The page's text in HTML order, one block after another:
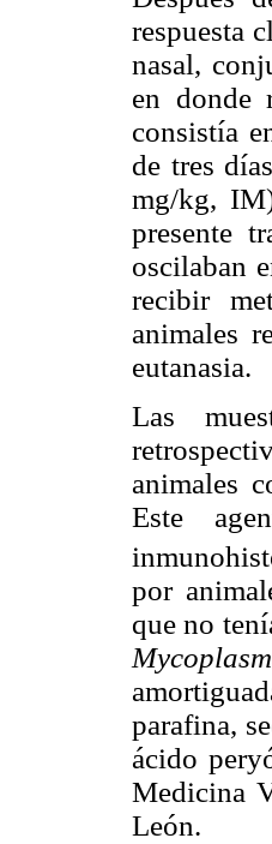
respuesta
nasal,
en donde
consistía
de tres
mg/kg,
presente
oscilaban
recibir
animales
eutanasia.
Las
animales
Este
por
que no
parafina,
ácido
Medicina
León.